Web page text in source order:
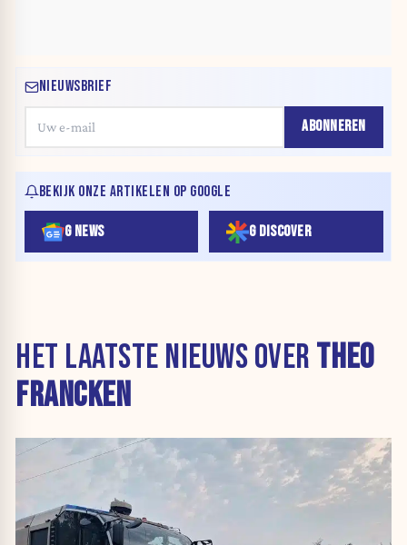
NIEUWSBRIEF
ABONNEREN
BEKIJK ONZE ARTIKELEN OP GOOGLE
G NEWS G DISCOVER
HET LAATSTE NIEUWS OVER THEO
FRANCKEN